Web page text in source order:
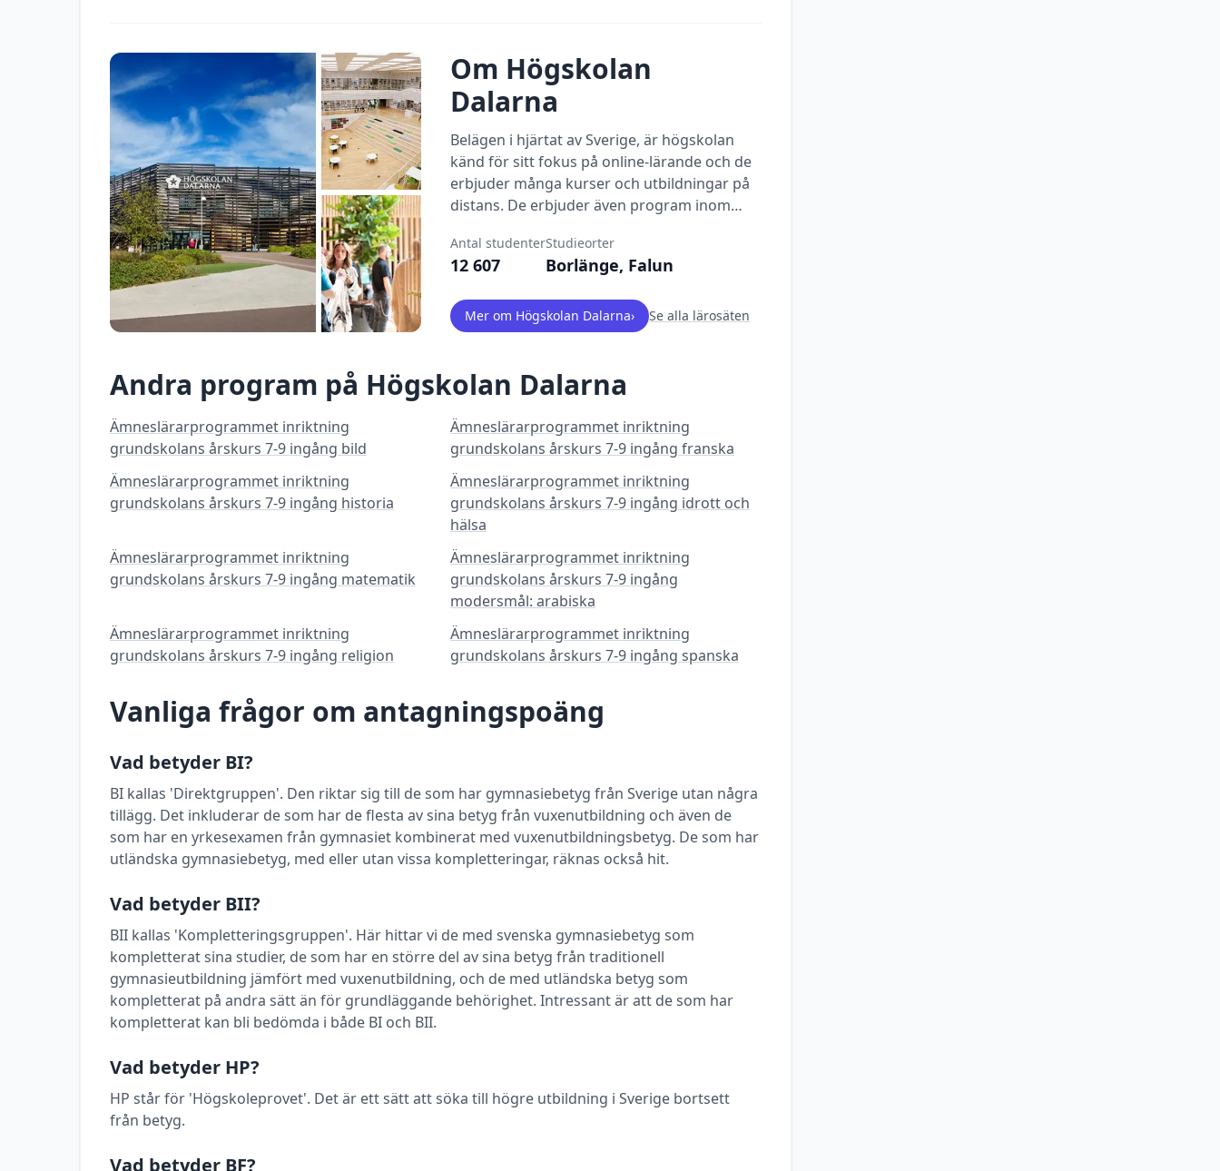
Om Högskolan
Dalarna
Belägen i hjärtat av Sverige, är högskolan
känd för sitt fokus på online-lärande och de
erbjuder många kurser och utbildningar på
distans. De erbjuder även program inom
och konst.
Antal studenter
12 607
Studieorter
Borlänge, Falun
Mer om Högskolan Dalarna› Se alla lärosäten
Andra program på Högskolan Dalarna
Ämneslärarprogrammet inriktning
grundskolans årskurs 7-9 ingång bild
Ämneslärarprogrammet inriktning
grundskolans årskurs 7-9 ingång franska
Ämneslärarprogrammet inriktning
grundskolans årskurs 7-9 ingång historia
Ämneslärarprogrammet inriktning
grundskolans årskurs 7-9 ingång idrott och
hälsa
Ämneslärarprogrammet inriktning
grundskolans årskurs 7-9 ingång matematik
Ämneslärarprogrammet inriktning
grundskolans årskurs 7-9 ingång
modersmål: arabiska
Ämneslärarprogrammet inriktning
grundskolans årskurs 7-9 ingång religion
Ämneslärarprogrammet inriktning
grundskolans årskurs 7-9 ingång spanska
Vanliga frågor om antagningspoäng
Vad betyder BI?
BI kallas 'Direktgruppen'. Den riktar sig till de som har gymnasiebetyg från Sverige utan några
tillägg. Det inkluderar de som har de flesta av sina betyg från vuxenutbildning och även de
som har en yrkesexamen från gymnasiet kombinerat med vuxenutbildningsbetyg. De som har
utländska gymnasiebetyg, med eller utan vissa kompletteringar, räknas också hit.
Vad betyder BII?
BII kallas 'Kompletteringsgruppen'. Här hittar vi de med svenska gymnasiebetyg som
kompletterat sina studier, de som har en större del av sina betyg från traditionell
gymnasieutbildning jämfört med vuxenutbildning, och de med utländska betyg som
kompletterat på andra sätt än för grundläggande behörighet. Intressant är att de som har
kompletterat kan bli bedömda i både BI och BII.
Vad betyder HP?
HP står för 'Högskoleprovet'. Det är ett sätt att söka till högre utbildning i Sverige bortsett
från betyg.
Vad betyder BF?